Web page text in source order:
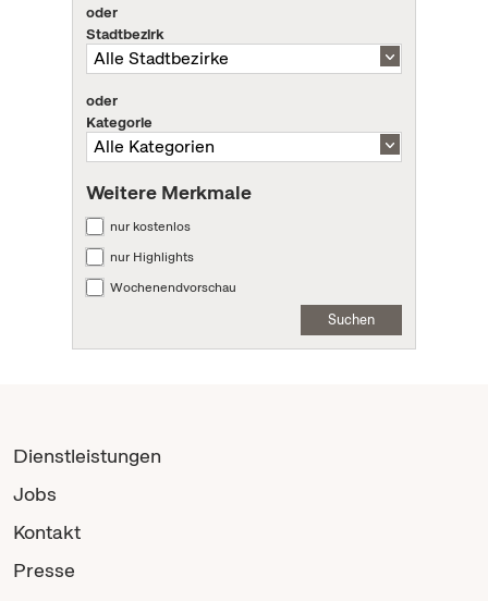
oder
Stadtbezirk
oder
Kategorie
Weitere Merkmale
nur kostenlos
nur Highlights
Wochenendvorschau
Suchen
Dienstleistungen
Jobs
Kontakt
Presse